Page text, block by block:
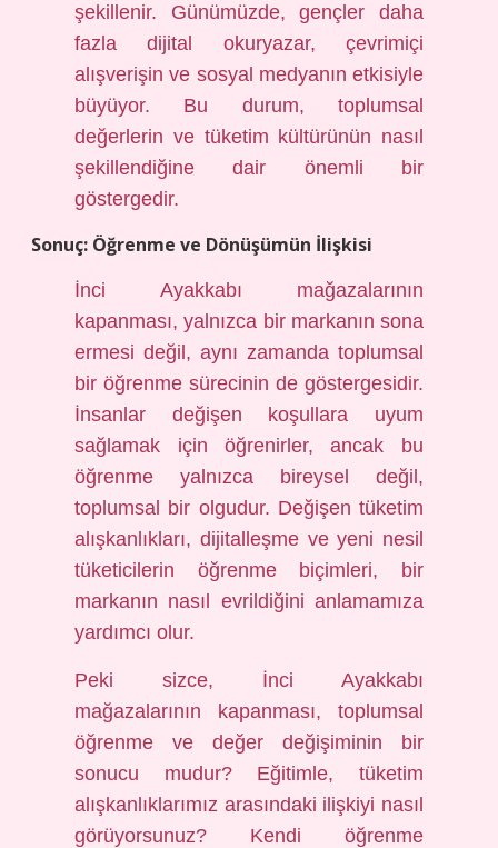
şekillenir. Günümüzde, gençler daha
fazla dijital okuryazar, çevrimiçi
alışverişin ve sosyal medyanın etkisiyle
büyüyor. Bu durum, toplumsal
değerlerin ve tüketim kültürünün nasıl
şekillendiğine dair önemli bir
göstergedir.
Sonuç: Öğrenme ve Dönüşümün İlişkisi
İnci Ayakkabı mağazalarının
kapanması, yalnızca bir markanın sona
ermesi değil, aynı zamanda toplumsal
bir öğrenme sürecinin de göstergesidir.
İnsanlar değişen koşullara uyum
sağlamak için öğrenirler, ancak bu
öğrenme yalnızca bireysel değil,
toplumsal bir olgudur. Değişen tüketim
alışkanlıkları, dijitalleşme ve yeni nesil
tüketicilerin öğrenme biçimleri, bir
markanın nasıl evrildiğini anlamamıza
yardımcı olur.
Peki sizce, İnci Ayakkabı
mağazalarının kapanması, toplumsal
öğrenme ve değer değişiminin bir
sonucu mudur? Eğitimle, tüketim
alışkanlıklarımız arasındaki ilişkiyi nasıl
görüyorsunuz? Kendi öğrenme